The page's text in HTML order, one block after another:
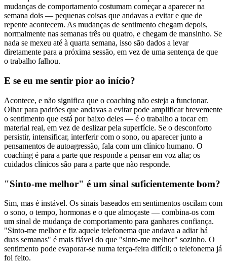
mudanças de comportamento costumam começar a aparecer na
semana dois — pequenas coisas que andavas a evitar e que de
repente acontecem. As mudanças de sentimento chegam depois,
normalmente nas semanas três ou quatro, e chegam de mansinho. Se
nada se mexeu até à quarta semana, isso são dados a levar
diretamente para a próxima sessão, em vez de uma sentença de que
o trabalho falhou.
E se eu me sentir pior ao início?
Acontece, e não significa que o coaching não esteja a funcionar.
Olhar para padrões que andavas a evitar pode amplificar brevemente
o sentimento que está por baixo deles — é o trabalho a tocar em
material real, em vez de deslizar pela superfície. Se o desconforto
persistir, intensificar, interferir com o sono, ou aparecer junto a
pensamentos de autoagressão, fala com um clínico humano. O
coaching é para a parte que responde a pensar em voz alta; os
cuidados clínicos são para a parte que não responde.
"Sinto-me melhor" é um sinal suficientemente bom?
Sim, mas é instável. Os sinais baseados em sentimentos oscilam com
o sono, o tempo, hormonas e o que almoçaste — combina-os com
um sinal de mudança de comportamento para ganhares confiança.
"Sinto-me melhor e fiz aquele telefonema que andava a adiar há
duas semanas" é mais fiável do que "sinto-me melhor" sozinho. O
sentimento pode evaporar-se numa terça-feira difícil; o telefonema já
foi feito.